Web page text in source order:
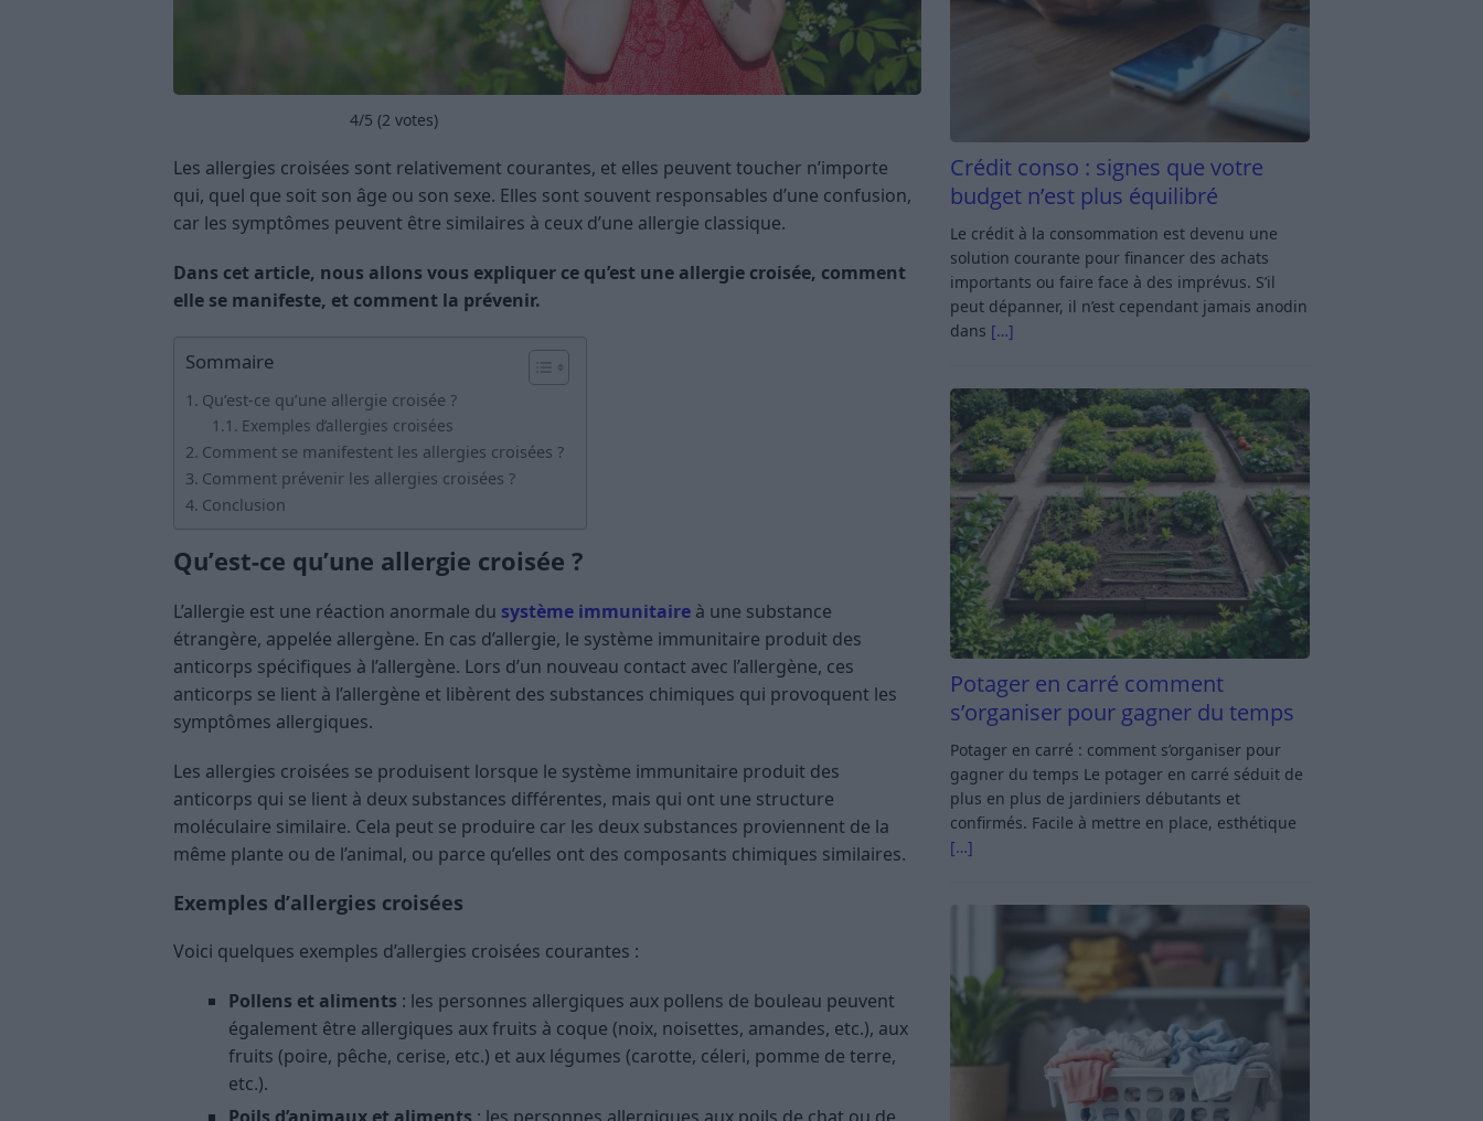
4/5 (2 votes)
Les allergies croisées sont relativement courantes, et elles peuvent toucher n’importe
qui, quel que soit son âge ou son sexe. Elles sont souvent responsables d’une confusion,
car les symptômes peuvent être similaires à ceux d’une allergie classique.
Dans cet article, nous allons vous expliquer ce qu’est une allergie croisée, comment
elle se manifeste, et comment la prévenir.
Sommaire
Qu’est-ce qu’une allergie croisée ?
Exemples d’allergies croisées
Comment se manifestent les allergies croisées ?
Comment prévenir les allergies croisées ?
Conclusion
Qu’est-ce qu’une allergie croisée ?
L’allergie est une réaction anormale du système immunitaire à une substance
étrangère, appelée allergène. En cas d’allergie, le système immunitaire produit des
anticorps spécifiques à l’allergène. Lors d’un nouveau contact avec l’allergène, ces
anticorps se lient à l’allergène et libèrent des substances chimiques qui provoquent les
symptômes allergiques.
Les allergies croisées se produisent lorsque le système immunitaire produit des
anticorps qui se lient à deux substances différentes, mais qui ont une structure
moléculaire similaire. Cela peut se produire car les deux substances proviennent de la
même plante ou de l’animal, ou parce qu’elles ont des composants chimiques similaires.
Exemples d’allergies croisées
Voici quelques exemples d’allergies croisées courantes :
Pollens et aliments : les personnes allergiques aux pollens de bouleau peuvent
également être allergiques aux fruits à coque (noix, noisettes, amandes, etc.), aux
fruits (poire, pêche, cerise, etc.) et aux légumes (carotte, céleri, pomme de terre,
etc.).
Crédit conso : signes que votre
budget n’est plus équilibré
Le crédit à la consommation est devenu une
solution courante pour financer des achats
importants ou faire face à des imprévus. S’il
peut dépanner, il n’est cependant jamais anodin
dans […]
Potager en carré comment
s’organiser pour gagner du temps
Potager en carré : comment s’organiser pour
gagner du temps Le potager en carré séduit de
plus en plus de jardiniers débutants et
confirmés. Facile à mettre en place, esthétique
[…]